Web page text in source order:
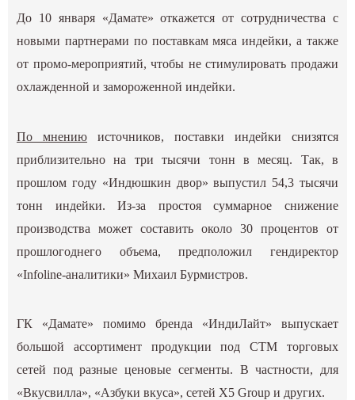
До 10 января «Дамате» откажется от сотрудничества с
новыми партнерами по поставкам мяса индейки, а также
от промо-мероприятий, чтобы не стимулировать продажи
охлажденной и замороженной индейки.
По мнению
источников, поставки индейки снизятся
приблизительно на три тысячи тонн в месяц. Так, в
прошлом году «Индюшкин двор» выпустил 54,3 тысячи
тонн индейки. Из-за простоя суммарное снижение
производства может составить около 30 процентов от
прошлогоднего объема, предположил гендиректор
«Infoline-аналитики» Михаил Бурмистров.
ГК «Дамате» помимо бренда «ИндиЛайт» выпускает
большой ассортимент продукции под СТМ торговых
сетей под разные ценовые сегменты. В частности, для
«Вкусвилла», «Азбуки вкуса», сетей X5 Group и других.